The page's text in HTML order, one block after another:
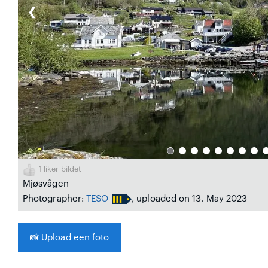
❮
1 liker bildet
Mjøsvågen
Photographer:
TESO , uploaded on 13. May 2023
📸 Upload een foto